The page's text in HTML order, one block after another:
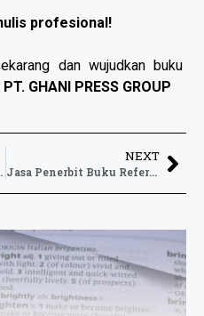
profesional!
dan wujudkan buku
PT. GHANI PRESS GROUP
Lebih Praktis
NEXT
Jasa Penerbit Buku Referensi Profesional untuk Karya Akademik